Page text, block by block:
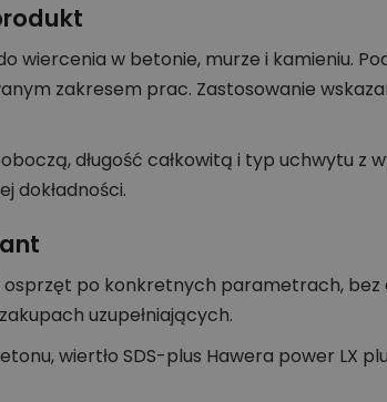
wiercenia w betonie, murze i kamieniu.
zakresem prac. Zastosowanie
długość całkowitą i typ uchwytu z
dokładności.
po konkretnych parametrach, bez
uzupełniających.
wiertło SDS-plus Hawera power LX